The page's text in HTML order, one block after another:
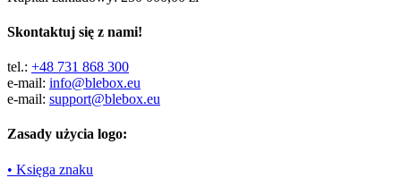
Skontaktuj się z nami!
tel.: +48 731 868 300
e-mail: info@blebox.eu
e-mail: support@blebox.eu
Zasady użycia logo:
• Księga znaku